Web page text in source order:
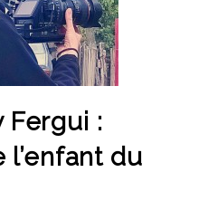
Fergui :
du